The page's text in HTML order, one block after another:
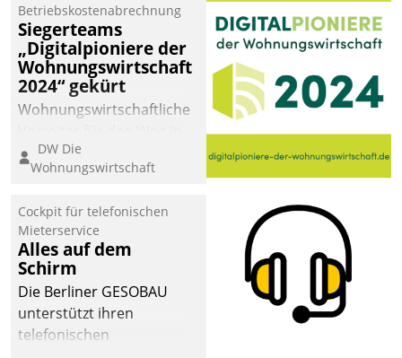
Betriebskostenabrechnung
Siegerteams
„Digitalpioniere der
Wohnungswirtschaft
2024“ gekürt
Wohnungswirtschaftliche
eine digitale Zukunft zu
finden, ist das Ziel des
der
Wohnungswirtschaft“.
Bewerben können sich
dafür ein Team
bestehend aus
Wohnungsunternehmen
und PropTech.
DW Die
Wohnungswirtschaft
Cockpit für telefonischen
Mieterservice
Alles auf dem
Schirm
Die Berliner GESOBAU
unterstützt ihren
telefonischen